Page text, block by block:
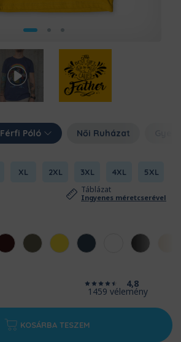
Férfi Póló Női Ruházat
XL 2XL 3XL 4XL 5XL
Táblázat
Ingyenes méretcserével
4,8
1459 vélemény
KOSÁRBA TESZEM